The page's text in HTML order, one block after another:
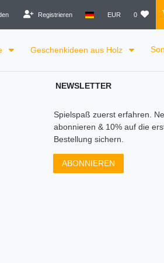
Registrieren EUR 0
Geschenkideen aus Holz
NEWSLETTER
Spielspaß zuerst erfahren.
abonnieren & 10% auf die
Bestellung sichern.
ABONNIEREN